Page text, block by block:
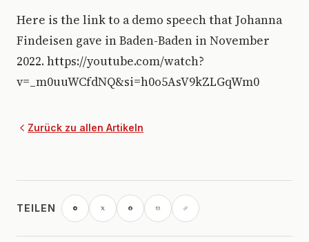
Here is the link to a demo speech that Johanna
Findeisen gave in Baden-Baden in November
2022. https://youtube.com/watch?
v=_m0uuWCfdNQ&si=h0o5AsV9kZLGqWm0
Zurück zu allen Artikeln
TEILEN